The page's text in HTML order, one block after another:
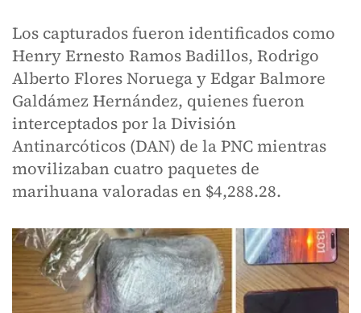
Los capturados fueron identificados como
Henry Ernesto Ramos Badillos, Rodrigo
Alberto Flores Noruega y Edgar Balmore
Galdámez Hernández, quienes fueron
interceptados por la División
Antinarcóticos (DAN) de la PNC mientras
movilizaban cuatro paquetes de
marihuana valoradas en $4,288.28.